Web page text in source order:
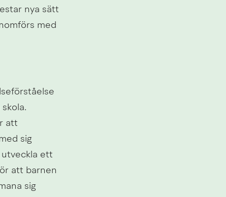
nya sätt
med
att
sig
ett
att barnen
sig